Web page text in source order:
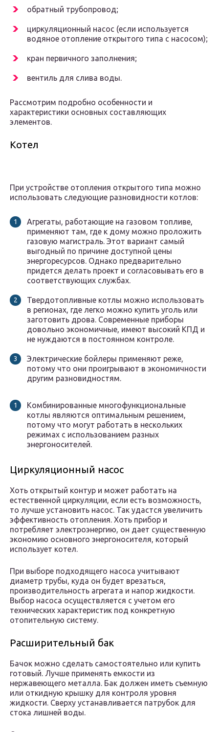
обратный трубопровод;
циркуляционный насос (если используется
водяное отопление открытого типа с насосом);
кран первичного заполнения;
вентиль для слива воды.
Рассмотрим подробно особенности и
характеристики основных составляющих
элементов.
Котел
При устройстве отопления открытого типа можно
использовать следующие разновидности котлов:
Агрегаты, работающие на газовом топливе,
применяют там, где к дому можно проложить
газовую магистраль. Этот вариант самый
выгодный по причине доступной цены
энергоресурсов. Однако предварительно
придется делать проект и согласовывать его в
соответствующих службах.
Твердотопливные котлы можно использовать
в регионах, где легко можно купить уголь или
заготовить дрова. Современные приборы
довольно экономичные, имеют высокий КПД и
не нуждаются в постоянном контроле.
Электрические бойлеры применяют реже,
потому что они проигрывают в экономичности
другим разновидностям.
Комбинированные многофункциональные
котлы являются оптимальным решением,
потому что могут работать в нескольких
режимах с использованием разных
энергоносителей.
Циркуляционный насос
Хоть открытый контур и может работать на
естественной циркуляции, если есть возможность,
то лучше установить насос. Так удастся увеличить
эффективность отопления. Хоть прибор и
потребляет электроэнергию, он дает существенную
экономию основного энергоносителя, который
использует котел.
При выборе подходящего насоса учитывают
диаметр трубы, куда он будет врезаться,
производительность агрегата и напор жидкости.
Выбор насоса осуществляется с учетом его
технических характеристик под конкретную
отопительную систему.
Расширительный бак
Бачок можно сделать самостоятельно или купить
готовый. Лучше применять емкости из
нержавеющего металла. Бак должен иметь съемную
или откидную крышку для контроля уровня
жидкости. Сверху устанавливается патрубок для
стока лишней воды.